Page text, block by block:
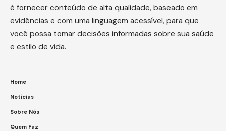
é fornecer conteúdo de alta qualidade, baseado em
evidências e com uma linguagem acessível, para que
você possa tomar decisões informadas sobre sua saúde
e estilo de vida.
Home
Notícias
Sobre Nós
Quem Faz